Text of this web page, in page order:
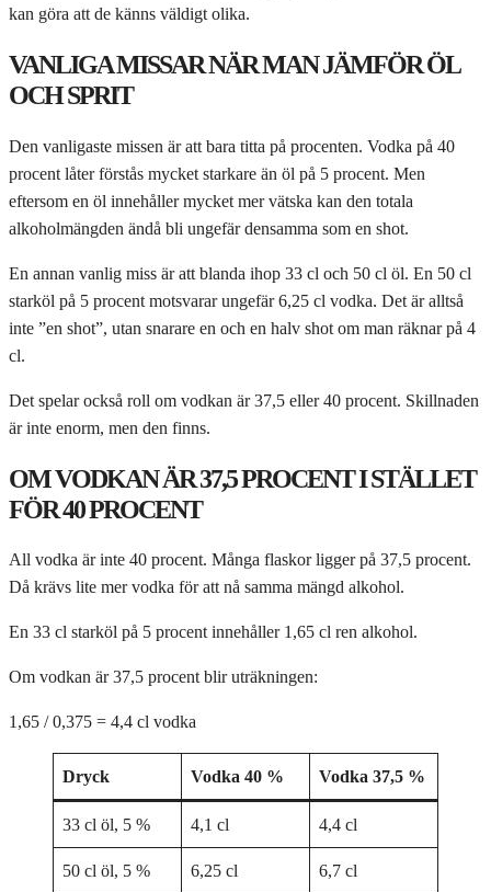
kan göra att de känns väldigt olika.
VANLIGA MISSAR NÄR MAN JÄMFÖR ÖL
OCH SPRIT
Den vanligaste missen är att bara titta på procenten. Vodka på 40
procent låter förstås mycket starkare än öl på 5 procent. Men
eftersom en öl innehåller mycket mer vätska kan den totala
alkoholmängden ändå bli ungefär densamma som en shot.
En annan vanlig miss är att blanda ihop 33 cl och 50 cl öl. En 50 cl
starköl på 5 procent motsvarar ungefär 6,25 cl vodka. Det är alltså
inte ”en shot”, utan snarare en och en halv shot om man räknar på 4
cl.
Det spelar också roll om vodkan är 37,5 eller 40 procent. Skillnaden
är inte enorm, men den finns.
OM VODKAN ÄR 37,5 PROCENT I STÄLLET
FÖR 40 PROCENT
All vodka är inte 40 procent. Många flaskor ligger på 37,5 procent.
Då krävs lite mer vodka för att nå samma mängd alkohol.
En 33 cl starköl på 5 procent innehåller 1,65 cl ren alkohol.
Om vodkan är 37,5 procent blir uträkningen:
1,65 / 0,375 = 4,4 cl vodka
Dryck Vodka 40 % Vodka 37,5 %
33 cl öl, 5 % 4,1 cl 4,4 cl
50 cl öl, 5 % 6,25 cl 6,7 cl